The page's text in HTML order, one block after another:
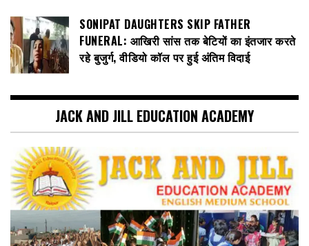
SONIPAT DAUGHTERS SKIP FATHER
FUNERAL: आखिरी सांस तक बेटियों का इंतजार करते
रहे बुजुर्ग, वीडियो कॉल पर हुई अंतिम विदाई
JACK AND JILL EDUCATION ACADEMY